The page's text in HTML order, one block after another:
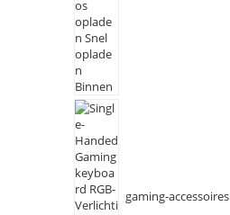
gaming-accessoires